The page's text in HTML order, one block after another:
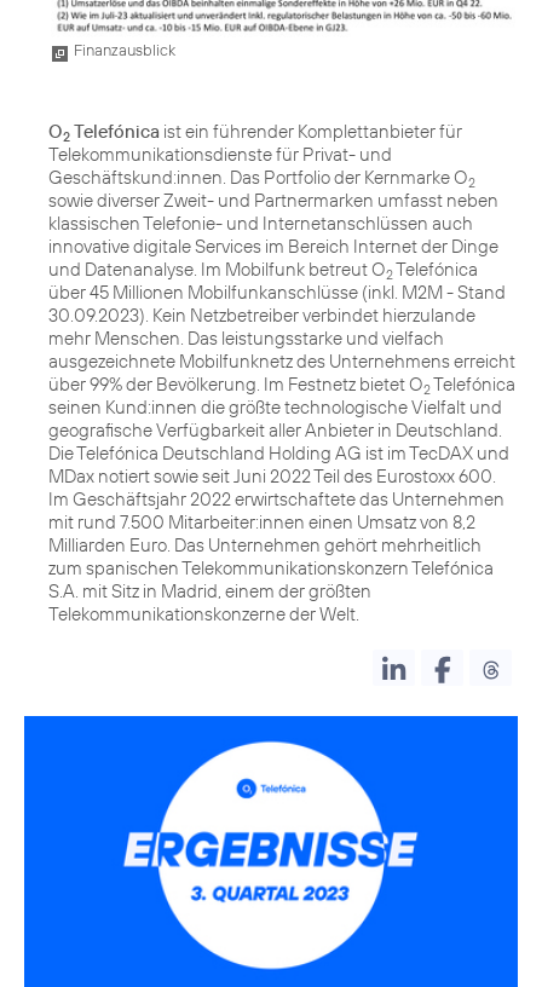
Finanzausblick
O2 Telefónica ist ein führender Komplettanbieter für
Telekommunikationsdienste für Privat- und
Geschäftskund:innen. Das Portfolio der Kernmarke O2
sowie diverser Zweit- und Partnermarken umfasst neben
klassischen Telefonie- und Internetanschlüssen auch
innovative digitale Services im Bereich Internet der Dinge
und Datenanalyse. Im Mobilfunk betreut O2Telefónica
über 45 Millionen Mobilfunkanschlüsse (inkl. M2M - Stand
30.09.2023). Kein Netzbetreiber verbindet hierzulande
mehr Menschen. Das leistungsstarke und vielfach
ausgezeichnete Mobilfunknetz des Unternehmens erreicht
über 99% der Bevölkerung. Im Festnetz bietet O2Telefónica
seinen Kund:innen die größte technologische Vielfalt und
geografische Verfügbarkeit aller Anbieter in Deutschland.
Die Telefónica Deutschland Holding AG ist im TecDAX und
MDax notiert sowie seit Juni 2022 Teil des Eurostoxx 600.
Im Geschäftsjahr 2022 erwirtschaftete das Unternehmen
mit rund 7.500 Mitarbeiter:innen einen Umsatz von 8,2
Milliarden Euro. Das Unternehmen gehört mehrheitlich
zum spanischen Telekommunikationskonzern Telefónica
S.A. mit Sitz in Madrid, einem der größten
Telekommunikationskonzerne der Welt.